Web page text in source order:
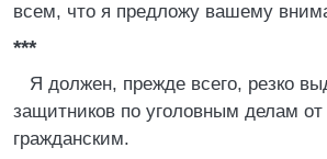
всем, что я предложу вашему
***
Я должен, прежде всего, резко
защитников по уголовным делам
гражданским.